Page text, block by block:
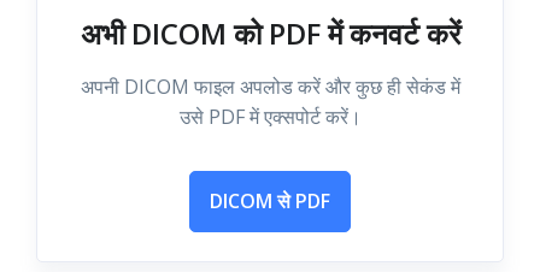
अभी DICOM को PDF में कनवर्ट करें
अपनी DICOM फाइल अपलोड करें और कुछ ही सेकंड में
उसे PDF में एक्सपोर्ट करें।
DICOM से PDF